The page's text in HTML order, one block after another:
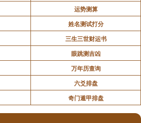
运势测算
姓名测试打分
三生三世财运书
眼跳测吉凶
万年历查询
六爻排盘
奇门遁甲排盘